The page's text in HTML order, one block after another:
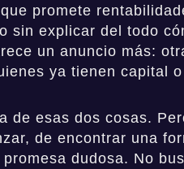
promete
sin explicar del todo
un anuncio más:
ya tienen capital
de esas dos cosas.
de encontrar una
dudosa. No